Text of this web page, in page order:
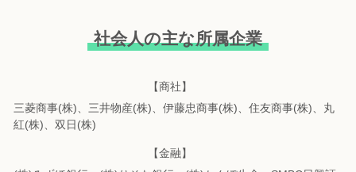
社会人の主な所属企業
【商社】
三菱商事(株)、三井物産(株)、伊藤忠商事(株)、住友商事(株)、丸
紅(株)、双日(株)
【金融】